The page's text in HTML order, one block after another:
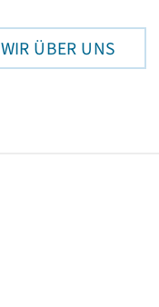
WIR ÜBER UNS